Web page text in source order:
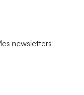
newsletters